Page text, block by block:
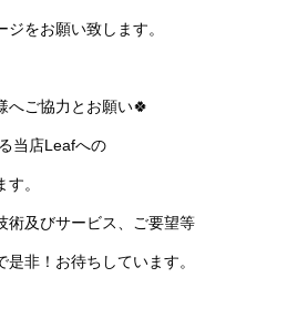
をお願い致します。
へご協力とお願い🍀
当店Leafへの
。
術及びサービス、ご要望等
非！お待ちしています。